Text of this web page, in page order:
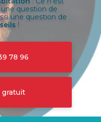
question de
une question de
!
78 96
gratuit